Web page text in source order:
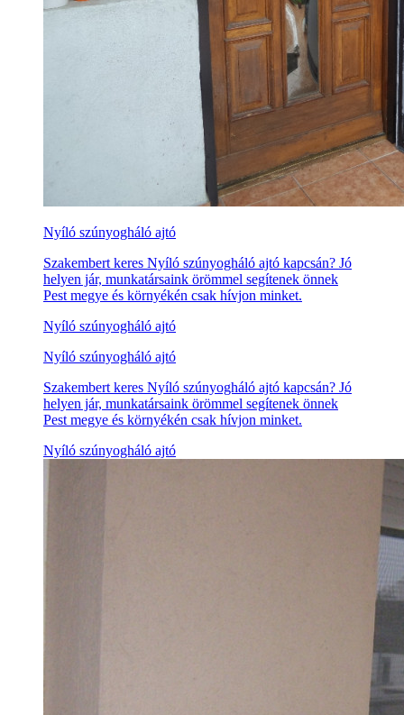
Nyíló szúnyogháló ajtó
Szakembert keres Nyíló szúnyogháló ajtó kapcsán? Jó
helyen jár, munkatársaink örömmel segítenek önnek
Pest megye és környékén csak hívjon minket.
Nyíló szúnyogháló ajtó
Nyíló szúnyogháló ajtó
Szakembert keres Nyíló szúnyogháló ajtó kapcsán? Jó
helyen jár, munkatársaink örömmel segítenek önnek
Pest megye és környékén csak hívjon minket.
Nyíló szúnyogháló ajtó